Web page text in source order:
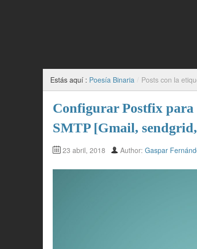
Estás aquí : Poesía Binaria / Posts con la
Configurar Postfix para
SMTP [Gmail,
23 abril, 2018 Author: Gaspar